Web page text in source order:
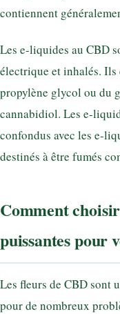
contiennent
Les e-liquides au CBD
électrique et inhalés.
propylène glycol ou du
cannabidiol. Les e-
confondus avec les e-
destinés à être fumés
Comment
puissantes pour
Les fleurs de CBD sont
pour de nombreux